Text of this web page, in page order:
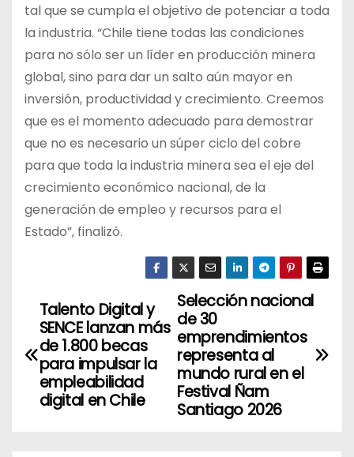
tal que se cumpla el objetivo de potenciar a toda
la industria. “Chile tiene todas las condiciones
para no sólo ser un líder en producción minera
global, sino para dar un salto aún mayor en
inversión, productividad y crecimiento. Creemos
que es el momento adecuado para demostrar
que no es necesario un súper ciclo del cobre
para que toda la industria minera sea el eje del
crecimiento económico nacional, de la
generación de empleo y recursos para el
Estado”, finalizó.
N
a
Selección nacional
de 30
emprendimientos
representa al
mundo rural en el
Festival Ñam
Santiago 2026
Talento Digital y
SENCE lanzan más
de 1.800 becas
para impulsar la
empleabilidad
digital en Chile